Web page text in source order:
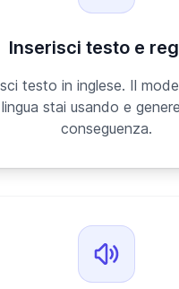
Inserisci testo e
testo in inglese. Il
stai usando e
conseguenza.